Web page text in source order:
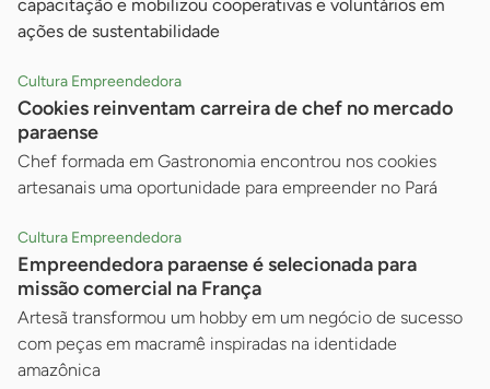
capacitação e mobilizou cooperativas e voluntários em
ações de sustentabilidade
Cultura Empreendedora
Cookies reinventam carreira de chef no mercado
paraense
Chef formada em Gastronomia encontrou nos cookies
artesanais uma oportunidade para empreender no Pará
Cultura Empreendedora
Empreendedora paraense é selecionada para
missão comercial na França
Artesã transformou um hobby em um negócio de sucesso
com peças em macramê inspiradas na identidade
amazônica